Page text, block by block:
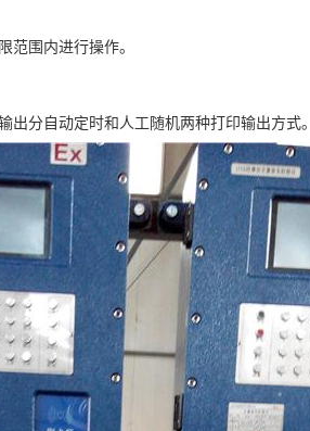
范围内进行操作。
分自动定时和人工随机两种打印输出方式。